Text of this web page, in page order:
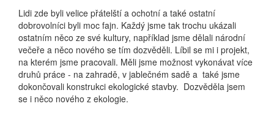
Lidi zde byli velice přátelští a ochotní a také ostatní
dobrovolníci byli moc fajn. Každý jsme tak trochu ukázali
ostatním něco ze své kultury, například jsme dělali národní
večeře a něco nového se tím dozvěděli. Líbil se mi i projekt,
na kterém jsme pracovali. Měli jsme možnost vykonávat více
druhů práce - na zahradě, v jablečném sadě a také jsme
dokončovali konstrukci ekologické stavby. Dozvěděla jsem
se i něco nového z ekologie.